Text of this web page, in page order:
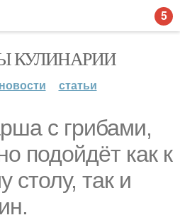
КУЛИНАРИИ
новости статьи
с грибами,
подойдёт как к
столу, так и
5